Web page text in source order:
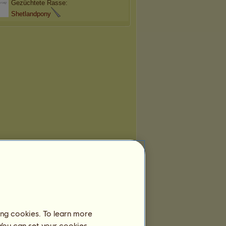
Gezüchtete Rasse:
Shetlandpony
cookies. To learn more